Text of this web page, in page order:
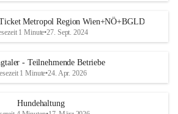
Metropol Region Wien+NÖ+BGLD
1 Minute•27. Sept. 2024
- Teilnehmende Betriebe
1 Minute•24. Apr. 2026
Hundehaltung